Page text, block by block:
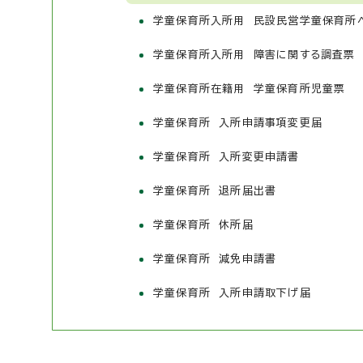
学童保育所入所用 民設民営学童保育所
学童保育所入所用 障害に関する調査票
学童保育所在籍用 学童保育所児童票
学童保育所 入所申請事項変更届
学童保育所 入所変更申請書
学童保育所 退所届出書
学童保育所 休所届
学童保育所 減免申請書
学童保育所 入所申請取下げ届